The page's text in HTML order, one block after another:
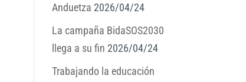
Anduetza 2026/04/24
La campaña BidaSOS2030
llega a su fin 2026/04/24
Trabajando la educación